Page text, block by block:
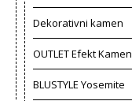
Dekorativni kamen
OUTLET Efekt Kamen
BLUSTYLE Yosemite